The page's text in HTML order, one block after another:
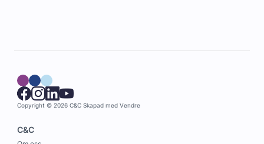
Copyright © 2026 C&C Skapad med Vendre
C&C